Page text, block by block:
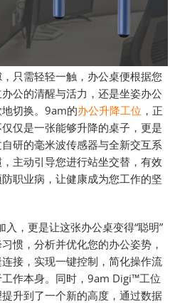
只需轻轻一触，办公桌便根据您
公的清醒与活力，还是坐姿办公
切换。9am的办公升降工位 ，正
仅是一张能够升降的桌子，更是
研的毫米波传感器与全新交互系
主动引导您进行站坐交替，有效
职业病，让健康成为您工作的坚
，更是让这张办公桌变得“聪明”
惯，分析并优化您的办公姿势，
接，实现一键控制，简化操作流
作本身。同时，9am Digi™工位
升到了一个新的高度，通过数据